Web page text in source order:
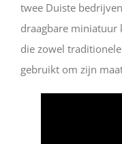
twee Duiste
draagbare miniatuur
die zowel
gebruikt om zijn